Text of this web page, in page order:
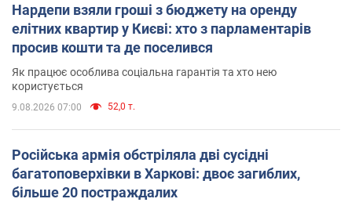
Нардепи взяли гроші з бюджету на оренду
елітних квартир у Києві: хто з парламентарів
просив кошти та де поселився
Як працює особлива соціальна гарантія та хто нею
користується
9.08.2026 07:00 52,0 т.
Російська армія обстріляла дві сусідні
багатоповерхівки в Харкові: двоє загиблих,
більше 20 постраждалих